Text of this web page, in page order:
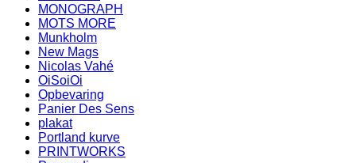
MONOGRAPH
MOTS MORE
Munkholm
New Mags
Nicolas Vahé
OiSoiOi
Opbevaring
Panier Des Sens
plakat
Portland kurve
PRINTWORKS